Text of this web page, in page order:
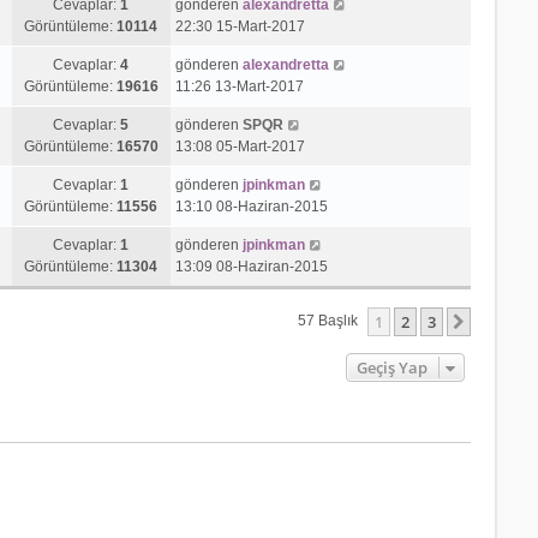
Cevaplar:1
Görüntüleme:10114
gönderen alexandretta
22:30 15-Mart-2017
Cevaplar:4
Görüntüleme: 19616
gönderen alexandretta
11:26 13-Mart-2017
Cevaplar:5
Görüntüleme: 16570
gönderen SPQR
13:08 05-Mart-2017
Cevaplar:1
Görüntüleme:11556
gönderen jpinkman
13:10 08-Haziran-2015
Cevaplar:1
Görüntüleme:11304
gönderen jpinkman
13:09 08-Haziran-2015
57 Başlık 1 2 3
Geçiş Yap